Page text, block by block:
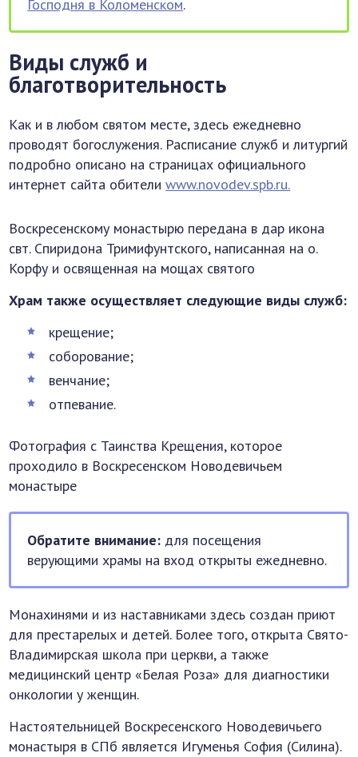
Господня в Коломенском.
Виды служб и
благотворительность
Как и в любом святом месте, здесь ежедневно
проводят богослужения. Расписание служб и литургий
подробно описано на страницах официального
интернет сайта обителиwww.novodev.spb.ru.
Воскресенскому монастырю передана в дар икона
свт. Спиридона Тримифунтского, написанная на о.
Корфу и освященная на мощах святого
Храм также осуществляет следующие виды служб:
крещение;
соборование;
венчание;
отпевание.
Фотография с Таинства Крещения, которое
проходило в Воскресенском Новодевичьем
монастыре
Обратите внимание: для посещения
верующими храмы на вход открыты ежедневно.
Монахинями и из наставниками здесь создан приют
для престарелых и детей. Более того, открыта Свято-
Владимирская школа при церкви, а также
медицинский центр «Белая Роза» для диагностики
онкологии у женщин.
Настоятельницей Воскресенского Новодевичьего
монастыря в СПб является Игуменья София (Силина).